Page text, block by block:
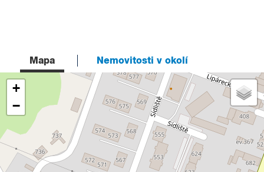
Mapa Nemovitosti v okolí
+
−